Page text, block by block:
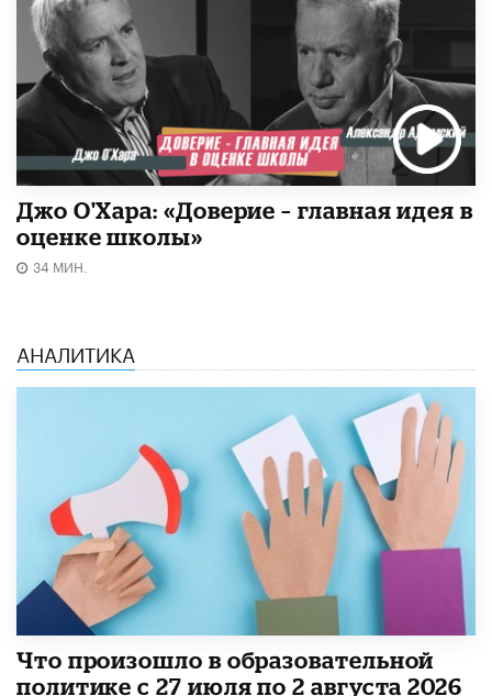
Джо О'Хара: «Доверие – главная идея в
оценке школы»
34 МИН.
АНАЛИТИКА
​Что произошло в образовательной
политике с 27 июля по 2 августа 2026